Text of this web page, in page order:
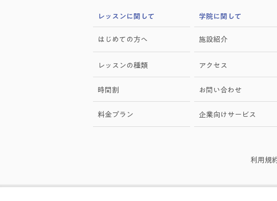
​レッスンに関して
はじめての方へ
レッスンの種類
時間割
料金プラン
学院に関して
施設紹介
アクセス
お問い合わせ
​企業向けサービス
利用規